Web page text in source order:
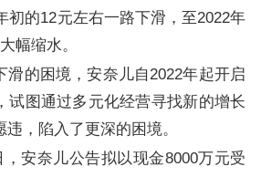
初的12元左右一路下滑，至2022年
幅缩水。
滑的困境，安奈儿自2022年起开启
试图通过多元化经营寻找新的增长
，陷入了更深的困境。
，安奈儿公告拟以现金8000万元受